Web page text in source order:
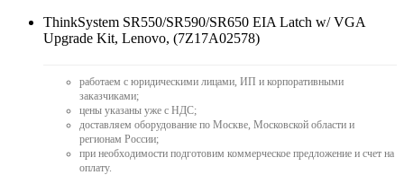
ThinkSystem SR550/SR590/SR650 EIA Latch w/ VGA
Upgrade Kit, Lenovo, (7Z17A02578)
работаем с юридическими лицами, ИП и корпоративными
заказчиками;
цены указаны уже с НДС;
доставляем оборудование по Москве, Московской области и
регионам России;
при необходимости подготовим коммерческое предложение и счет на
оплату.